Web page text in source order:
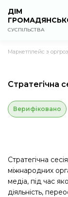
ДІМ
СУСПІЛЬСТВА
Маркетплейс з
Стратегічна
Верифіковано
Стратегічна
міжнародних
медіа, під час
діяльність,